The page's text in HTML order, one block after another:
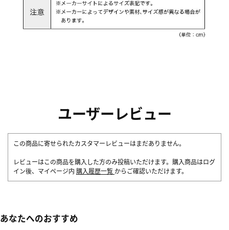
ユーザーレビュー
この商品に寄せられたカスタマーレビューはまだありません。
レビューはこの商品を購入した方のみ投稿いただけます。購入商品はログ
イン後、マイページ内 購入履歴一覧 からご確認いただけます。
あなたへのおすすめ